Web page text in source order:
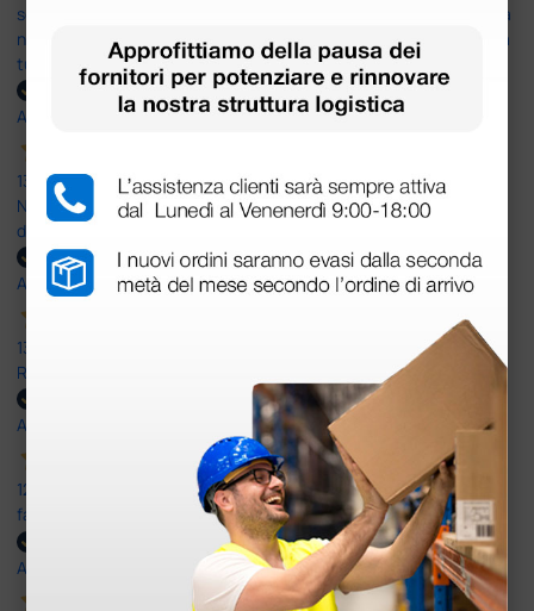
soddisfatto dell'esperienza. Apparecchiatura di qualità, consegna
nei tempi previsti e un servizio clienti disponibile che ha risposto a
tutti i miei dubbi prima dell'acquisto. Consigliato
Acquirente verificato
13 Luglio 2026
Nulla da eccepire. Tutto estremamente chiaro e corretto,
dall’ordine alla consegna.
Acquirente verificato
13 Luglio 2026
Rapidi, disponibili ben forniti
Acquirente verificato
12 Giugno 2026
facilità di acquisto e puntualità
Acquirente verificato